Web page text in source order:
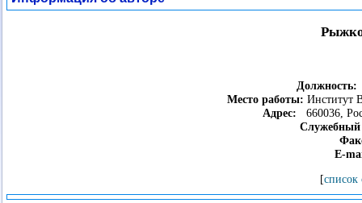
Должность:
Место работы: Институт
Адрес: 660036,
Служебный
E-
[список